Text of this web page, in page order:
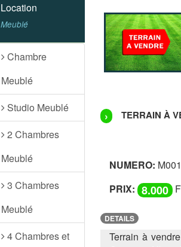
Location
Meublé
Chambre
Meublé
Studio Meublé
2 Chambres
Meublé
3 Chambres
Meublé
4 Chambres et
› TERRAIN À
NUMERO:
PRIX: 8.000
DETAILS
Terrain à